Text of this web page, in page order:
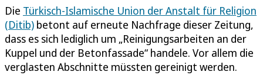
Die Türkisch-Islamische Union der Anstalt für Religion
(Ditib) betont auf erneute Nachfrage dieser Zeitung,
dass es sich lediglich um „Reinigungsarbeiten an der
Kuppel und der Betonfassade“ handele. Vor allem die
verglasten Abschnitte müssten gereinigt werden.